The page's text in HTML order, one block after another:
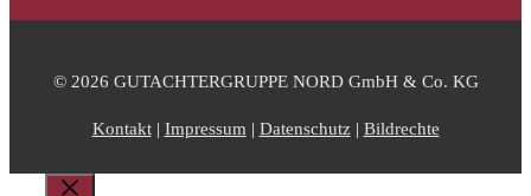
© 2026 GUTACHTERGRUPPE NORD GmbH & Co. KG
Kontakt| Impressum| Datenschutz| Bildrechte